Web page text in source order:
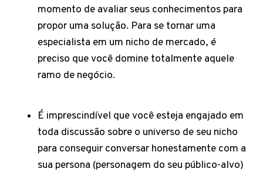
momento de avaliar seus conhecimentos para
propor uma solução. Para se tornar uma
especialista em um nicho de mercado, é
preciso que você domine totalmente aquele
ramo de negócio.
É imprescindível que você esteja engajado em
toda discussão sobre o universo de seu nicho
para conseguir conversar honestamente com a
sua persona (personagem do seu público-alvo)